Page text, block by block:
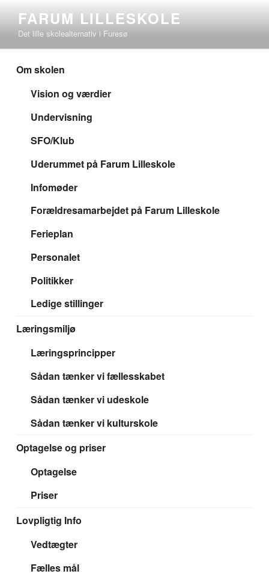
indhold
FARUM LILLESKOLE
Det lille skolealternativ i Furesø
Om skolen
Vision og værdier
Undervisning
SFO/Klub
Uderummet på Farum Lilleskole
Infomøder
Forældresamarbejdet på Farum Lilleskole
Ferieplan
Personalet
Politikker
Ledige stillinger
Læringsmiljø
Læringsprincipper
Sådan tænker vi fællesskabet
Sådan tænker vi udeskole
Sådan tænker vi kulturskole
Optagelse og priser
Optagelse
Priser
Lovpligtig Info
Vedtægter
Fælles mål